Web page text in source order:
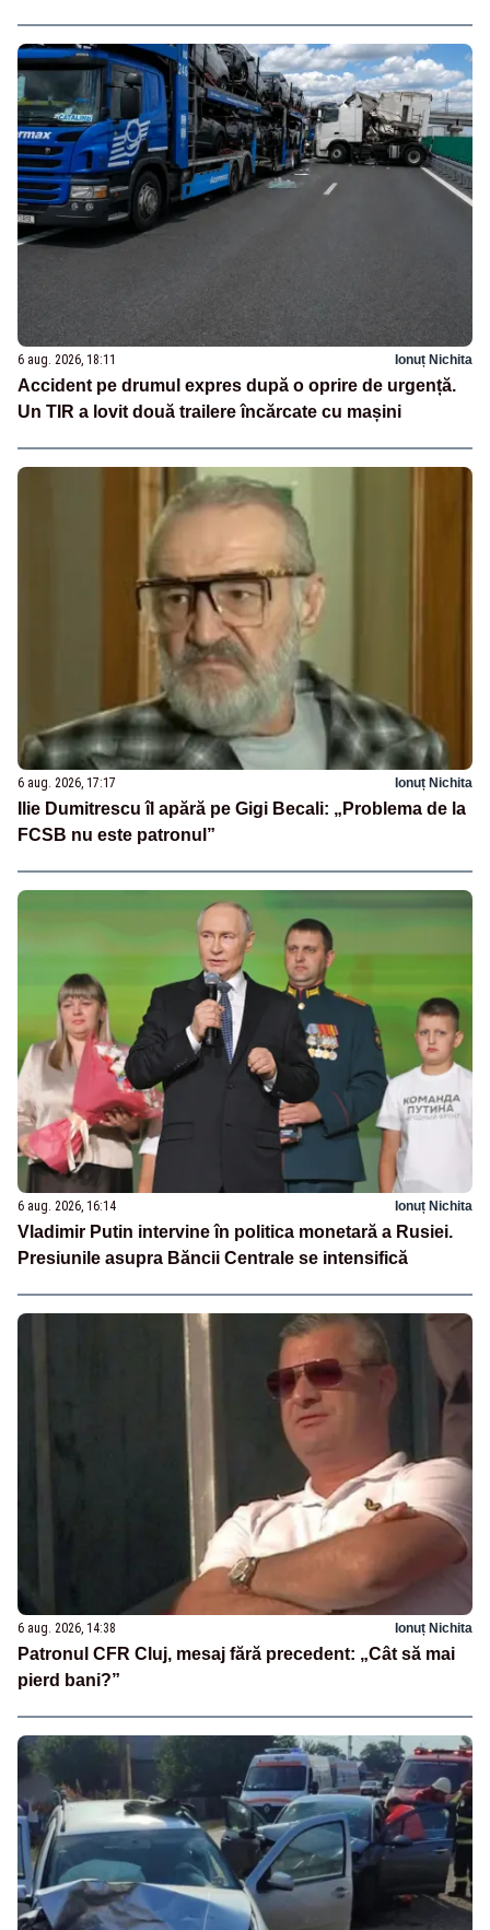
6 aug. 2026, 18:11 Ionuț Nichita
Accident pe drumul expres după o oprire de urgență.
Un TIR a lovit două trailere încărcate cu mașini
6 aug. 2026, 17:17 Ionuț Nichita
Ilie Dumitrescu îl apără pe Gigi Becali: „Problema de la
FCSB nu este patronul”
6 aug. 2026, 16:14 Ionuț Nichita
Vladimir Putin intervine în politica monetară a Rusiei.
Presiunile asupra Băncii Centrale se intensifică
6 aug. 2026, 14:38 Ionuț Nichita
Patronul CFR Cluj, mesaj fără precedent: „Cât să mai
pierd bani?”